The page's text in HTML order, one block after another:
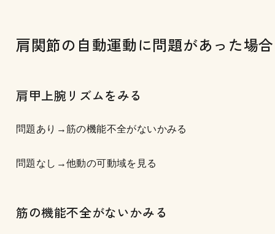
肩関節の自動運動に問題があった場合
肩甲上腕リズムをみる
問題あり→筋の機能不全がないかみる
問題なし→他動の可動域を見る
筋の機能不全がないかみる